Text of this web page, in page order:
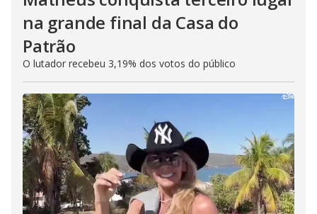
na grande final da Casa do
Patrão
O lutador recebeu 3,19% dos votos do público